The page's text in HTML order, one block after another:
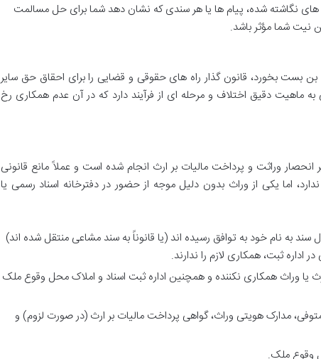
نگاشته شده، پیام ها یا هر سندی که نشان دهد شما برای حل مسالمت
نیت شما مؤثر باشد.
بست بخورد، قانون گذار راه های حقوقی و قضایی را برای احقاق حق سایر
ماهیت دقیق اختلاف و مرحله ای از فرآیند دارد که در آن عدم همکاری رخ
وراثت و پرداخت مالیات بر ارث انجام شده است و عملاً مانع قانونی
اما یکی از وراث بدون دلیل موجه از حضور در دفترخانه اسناد رسمی یا
سند به نام خود به توافق رسیده اند (یا قانوناً به سند مشاعی منتقل شده اند)
اداره ثبت، همکاری لازم را ندارند.
یا وراث همکاری نکننده و همچنین اداره ثبت اسناد و املاک محل وقوع ملک
مدارک هویتی وراث، گواهی پرداخت مالیات بر ارث (در صورت لزوم) و
وقوع ملک.